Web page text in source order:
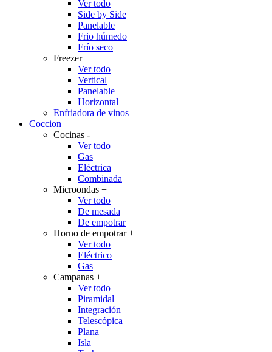
Ver todo
Side by Side
Panelable
Frio húmedo
Frío seco
Freezer+
Ver todo
Vertical
Panelable
Horizontal
Enfriadora de vinos
Coccion
Cocinas -
Ver todo
Gas
Eléctrica
Combinada
Microondas +
Ver todo
De mesada
De empotrar
Horno de empotrar+
Ver todo
Eléctrico
Gas
Campanas +
Ver todo
Piramidal
Integración
Telescópica
Plana
Isla